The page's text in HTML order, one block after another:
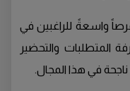
واسعةً للراغبين في
المتطلبات والتحضير
في هذا المجال.